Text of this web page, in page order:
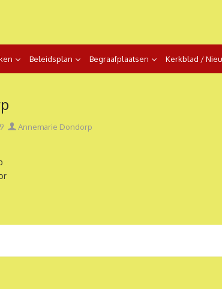
Beleidsplan Begraafplaatsen Kerkblad /
Auteur
Annemarie Dondorp